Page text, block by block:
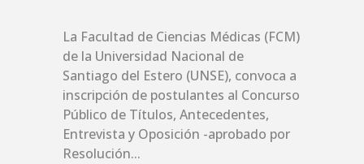
La Facultad de Ciencias Médicas (FCM)
de la Universidad Nacional de
Santiago del Estero (UNSE), convoca a
inscripción de postulantes al Concurso
Público de Títulos, Antecedentes,
Entrevista y Oposición -aprobado por
Resolución...